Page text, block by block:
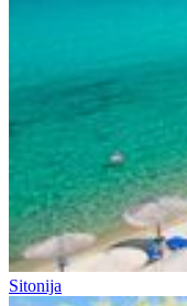
Sitonija